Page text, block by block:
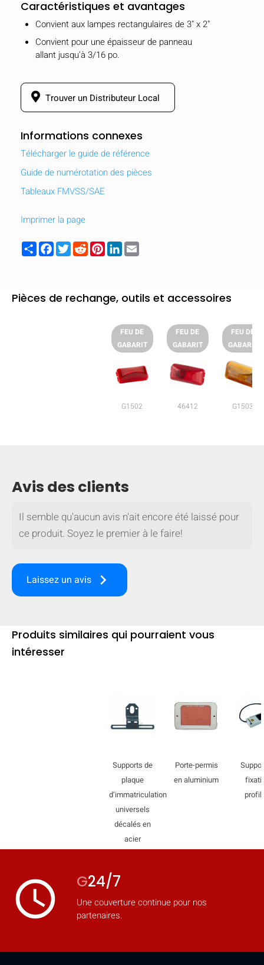
Comparer
mobile_display_warn Please
Caractéristiques et avantages
Convient aux lampes rectangulaires de 3" x 2"
Convient pour une épaisseur de panneau
allant jusqu'à 3/16 po.
Trouver un Distributeur Local
Informations connexes
Télécharger le guide de référence
Guide de numérotation des pièces
Tableaux FMVSS/SAE
Imprimer la page
ShareFacebook
TwitterRedditPinterest
LinkedIn
Pièces de rechange, outils et accessoires
FEU DE
GABARIT
G1502
FEU DE
GABARIT
46412
FEU DE
GABARIT
G1503
Avis des clients
Il semble qu'aucun avis n'ait encore été laissé pour
ce produit. Soyez le premier à le faire!
Laissez un avis keyboard_arrow_right
Produits similaires qui pourraient vous
intéresser
Supports de
plaque
d’immatriculation
universels
décalés en
acier
Porte-permis
en aluminium
profil
access_time G24/7
Une couverture continue pour nos
partenaires.